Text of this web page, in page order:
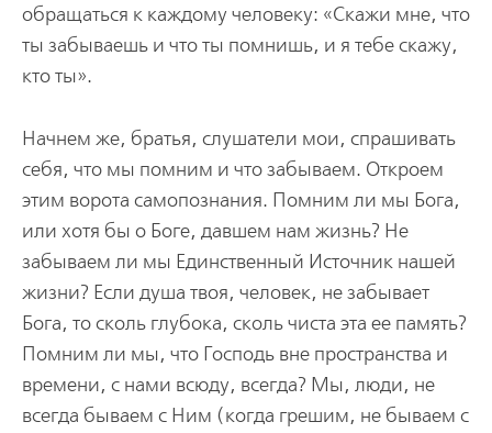
обращаться к каждому человеку: «Скажи мне, что
ты забываешь и что ты помнишь, и я тебе скажу,
кто ты».
Начнем же, братья, слушатели мои, спрашивать
себя, что мы помним и что забываем. Откроем
этим ворота самопознания. Помним ли мы Бога,
или хотя бы о Боге, давшем нам жизнь? Не
забываем ли мы Единственный Источник нашей
жизни? Если душа твоя, человек, не забывает
Бога, то сколь глубока, сколь чиста эта ее память?
Помним ли мы, что Господь вне пространства и
времени, с нами всюду, всегда? Мы, люди, не
всегда бываем с Ним (когда грешим, не бываем с